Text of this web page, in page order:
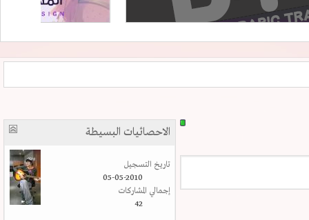
الاحصائيات البسيطة
تاريخ التسجيل
05-05-2010
إجمالي المشاركات
42